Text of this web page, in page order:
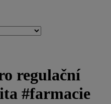
regulační
#farmacie